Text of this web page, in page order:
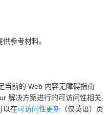
参考材料。
当前的 Web 内容无障碍指南
解决方案进行的可访问性相关
以在可访问性更新 （仅英语）页